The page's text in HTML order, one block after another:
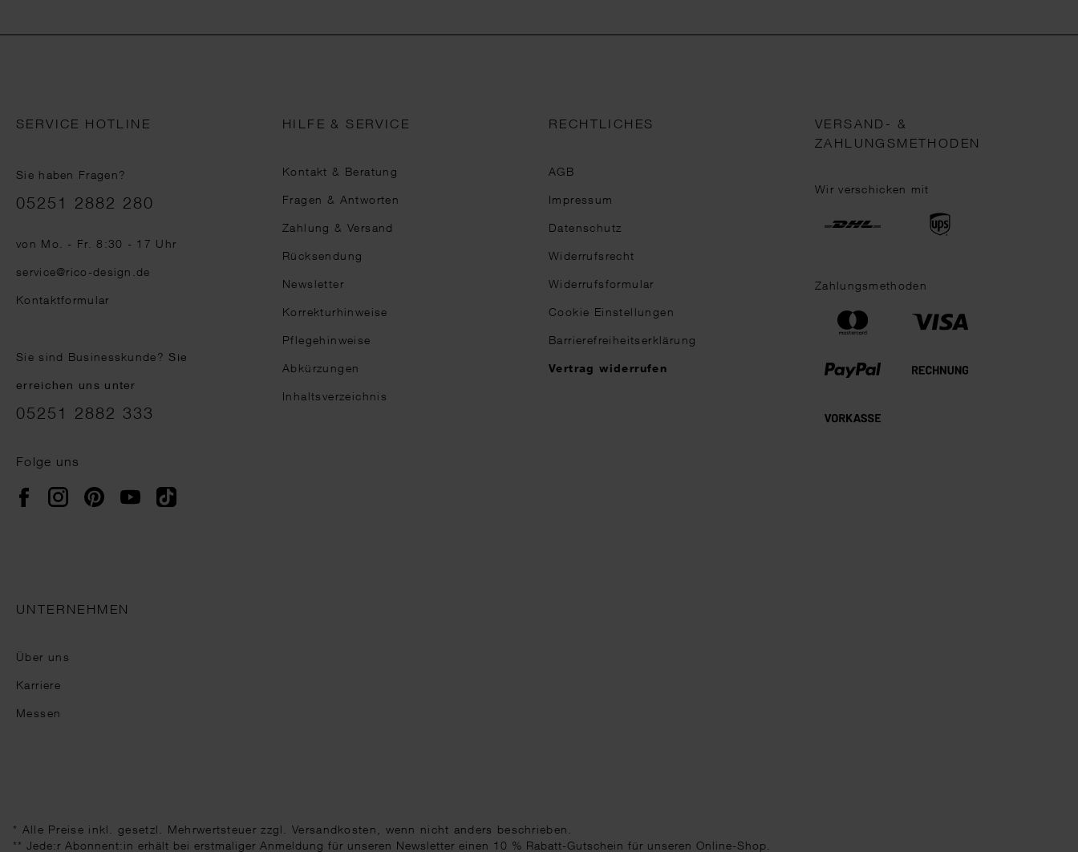
SERVICE HOTLINE
Sie haben Fragen?
Telefonnummer
05251 2882 280
von Mo. - Fr. 8:30 - 17 Uhr
service@rico-design.de
Kontaktformular
Sie sind Businesskunde?Sie
erreichen uns unter
05251 2882 333
Folge uns
FacebookInstagramPinterestYouTubeTikTok
HILFE & SERVICE
Kontakt & Beratung
Fragen & Antworten
Zahlung & Versand
Rücksendung
Newsletter
Korrekturhinweise
Pflegehinweise
Abkürzungen
Inhaltsverzeichnis
RECHTLICHES
AGB
Impressum
Datenschutz
Widerrufsrecht
Widerrufsformular
Cookie Einstellungen
Barrierefreiheitserklärung
Vertrag widerrufen
VERSAND- &
ZAHLUNGSMETHODEN
Wir verschicken mit
Zahlungsmethoden
UNTERNEHMEN
Über uns
Karriere
Messen
* Alle Preise inkl. gesetzl. Mehrwertsteuer zzgl.Versandkosten
, wenn nicht anders beschrieben.
** Jede:r Abonnent:in erhält bei erstmaliger Anmeldung für unseren Newsletter einen 10 % Rabatt-Gutschein für unseren Online-Shop.